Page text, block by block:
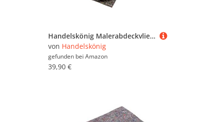
Handelskönig Malerabdeckvlies 50 m ca. 270 g/m² Abdeckvlies Malervlies Bodenschutz Renoviervlies 1 x 50 m = 50 m²
von Handelskönig
gefunden bei Amazon
39,90 €